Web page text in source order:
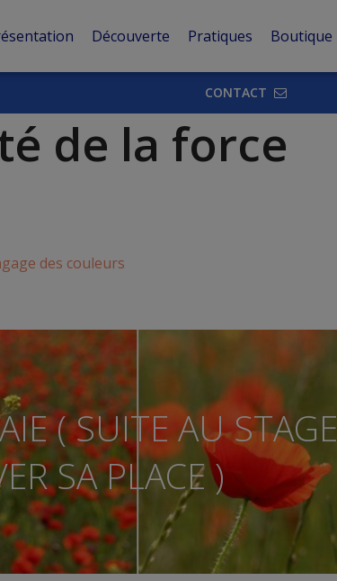
Découverte Pratiques Boutique
CONTACT
de la force
des couleurs
( SUITE AU STAGE
SA PLACE )